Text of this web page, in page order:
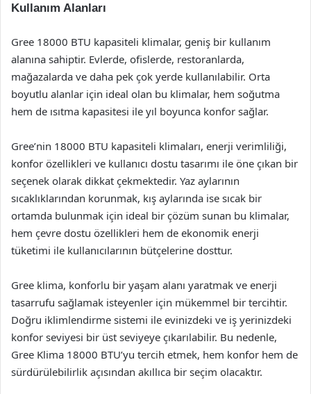
Kullanım Alanları
Gree 18000 BTU kapasiteli klimalar, geniş bir kullanım
alanına sahiptir. Evlerde, ofislerde, restoranlarda,
mağazalarda ve daha pek çok yerde kullanılabilir. Orta
boyutlu alanlar için ideal olan bu klimalar, hem soğutma
hem de ısıtma kapasitesi ile yıl boyunca konfor sağlar.
Gree’nin 18000 BTU kapasiteli klimaları, enerji verimliliği,
konfor özellikleri ve kullanıcı dostu tasarımı ile öne çıkan bir
seçenek olarak dikkat çekmektedir. Yaz aylarının
sıcaklıklarından korunmak, kış aylarında ise sıcak bir
ortamda bulunmak için ideal bir çözüm sunan bu klimalar,
hem çevre dostu özellikleri hem de ekonomik enerji
tüketimi ile kullanıcılarının bütçelerine dosttur.
Gree klima, konforlu bir yaşam alanı yaratmak ve enerji
tasarrufu sağlamak isteyenler için mükemmel bir tercihtir.
Doğru iklimlendirme sistemi ile evinizdeki ve iş yerinizdeki
konfor seviyesi bir üst seviyeye çıkarılabilir. Bu nedenle,
Gree Klima 18000 BTU’yu tercih etmek, hem konfor hem de
sürdürülebilirlik açısından akıllıca bir seçim olacaktır.